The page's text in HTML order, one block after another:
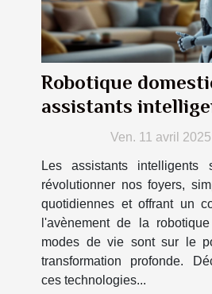
Robotique
assistants
transformeront
Ven. 11 avril
Les assistants
révolutionner nos foyers,
quotidiennes et offrant un
l'avènement de la
modes de vie sont sur le
transformation profonde.
ces technologies...